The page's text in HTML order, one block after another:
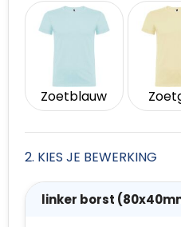
Zoetblauw
2. KIES JE BEWERKING
linker borst